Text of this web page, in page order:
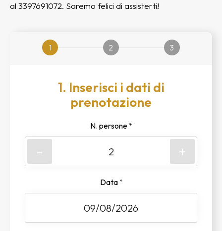
al 3397691072. Saremo felici di assisterti!
1 2 3
1. Inserisci i dati di
prenotazione
N. persone *
- +
Data *